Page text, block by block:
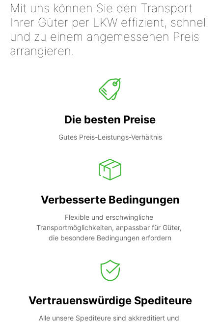
Mit uns können Sie den Transport
Ihrer Güter per LKW effizient, schnell
und zu einem angemessenen Preis
arrangieren.
Die besten Preise
Gutes Preis-Leistungs-Verhältnis
Verbesserte Bedingungen
Flexible und erschwingliche
Transportmöglichkeiten, anpassbar für Güter,
die besondere Bedingungen erfordern
Vertrauenswürdige Spediteure
Alle unsere Spediteure sind akkreditiert und